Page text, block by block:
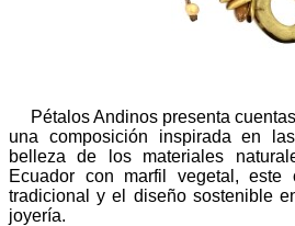
Pétalos Andinos presenta
una composición inspirada en
belleza de los materiales
Ecuador con marfil vegetal, este
tradicional y el diseño sostenible
joyería.